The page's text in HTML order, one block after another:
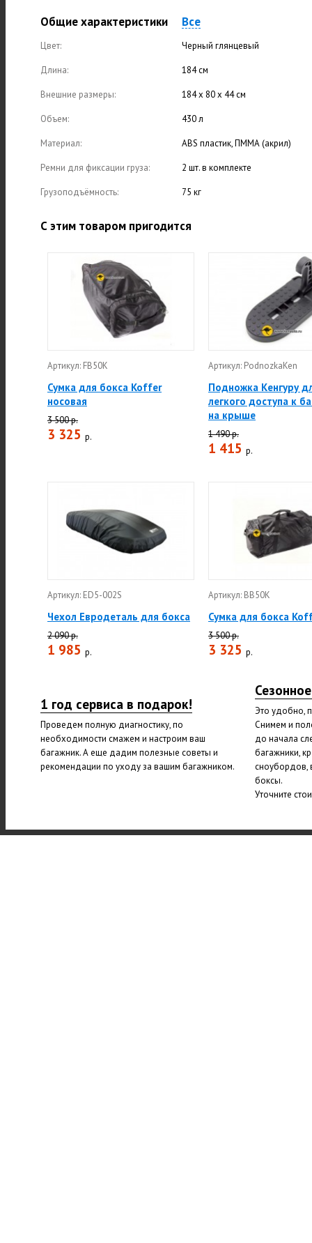
Общие характеристики Все
Цвет: Черный глянцевый
Длина: 184 см
Внешние размеры: 184 х 80 х 44 см
Объем: 430 л
Материал: ABS пластик, ПММА (акрил)
Ремни для фиксации груза: 2 шт. в комплекте
Грузоподъёмность: 75 кг
С этим товаром пригодится
Артикул: FB50K
Сумка для бокса Koffer
носовая
3 500 р.
3 325 р.
Артикул: PodnozkaKen
Подножка Кенгуру
легкого доступа к
на крыше
1 490 р.
1 415 р.
Артикул: ED5-002S
Чехол Евродеталь для бокса
2 090 р.
1 985 р.
Артикул: BB50K
Сумка для бокса
3 500 р.
3 325 р.
1 год сервиса в подарок!
Проведем полную диагностику, по
необходимости смажем и настроим ваш
багажник. А еще дадим полезные советы и
рекомендации по уходу за вашим багажником.
Это удобно,
Снимем и
до начала
багажники,
сноубордов,
боксы.
Уточните